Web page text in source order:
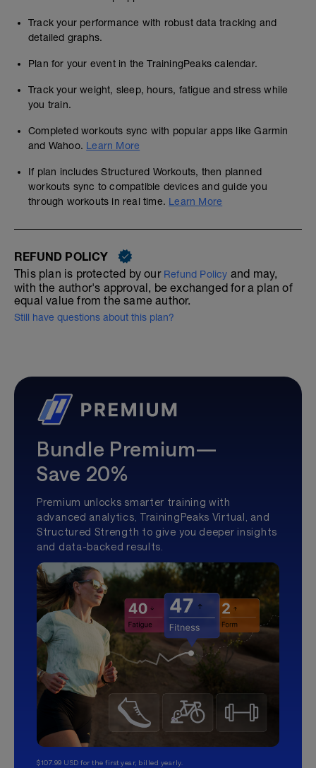
Track your performance with robust data tracking and
detailed graphs.
Plan for your event in the TrainingPeaks calendar.
Track your weight, sleep, hours, fatigue and stress while
you train.
Completed workouts sync with popular apps like Garmin
and Wahoo. Learn More
If plan includes Structured Workouts, then planned
workouts sync to compatible devices and guide you
through workouts in real time. Learn More
REFUND POLICY
This plan is protected by our Refund Policy and may,
with the author's approval, be exchanged for a plan of
equal value from the same author.
Still have questions about this plan?
Bundle Premium—
Save 20%
Premium unlocks smarter training with
advanced analytics, TrainingPeaks Virtual, and
Structured Strength to give you deeper insights
and data-backed results.
$107.99 USD for the first year, billed yearly.